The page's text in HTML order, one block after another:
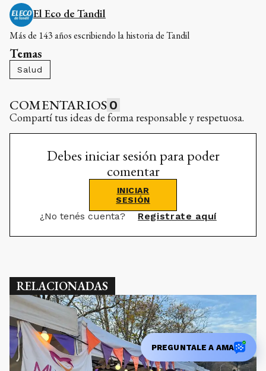
El Eco de Tandil
Más de 143 años escribiendo la historia de Tandil
Temas
Salud
COMENTARIOS 0
Compartí tus ideas de forma responsable y respetuosa.
Debes iniciar sesión para poder
comentar
INICIAR
SESIÓN
¿No tenés cuenta? Registrate aquí
RELACIONADAS
PREGUNTALE A AMA